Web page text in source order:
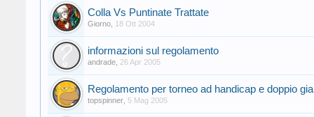
Colla Vs Puntinate Trattate
Giorno 18 Ott 2004
informazioni sul regolamento
andrade 26 Apr 2005
Regolamento per torneo ad handicap e doppio
topspinner 5 Mag 2005